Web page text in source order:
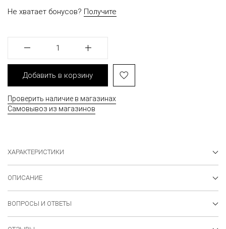
Не хватает бонусов? Получите
1
Добавить в корзину
Проверить наличие в магазинах
Самовывоз из магазинов
ХАРАКТЕРИСТИКИ
ОПИСАНИЕ
ВОПРОСЫ И ОТВЕТЫ